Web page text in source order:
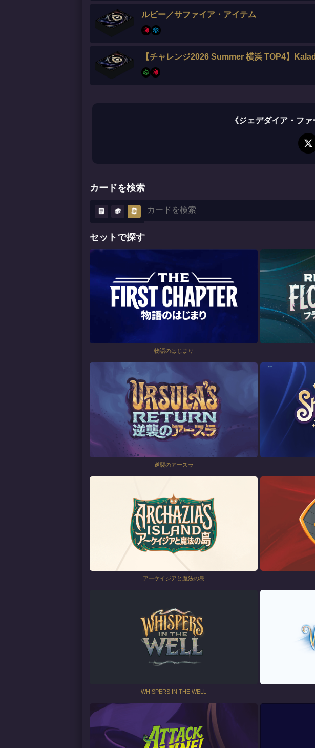
ルビー／サファイア・アイテム
【チャレンジ2026 Summer 横浜 TOP4】
《ジェデダイア・フ
カードを検索
セットで探す
物語のはじまり
逆襲のアースラ
アーケイジアと魔法の島
WHISPERS IN THE WELL